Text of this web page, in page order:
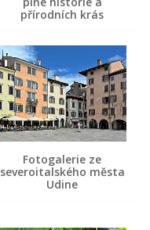
přírodních krás
Fotogalerie ze
severoitalského města
Udine